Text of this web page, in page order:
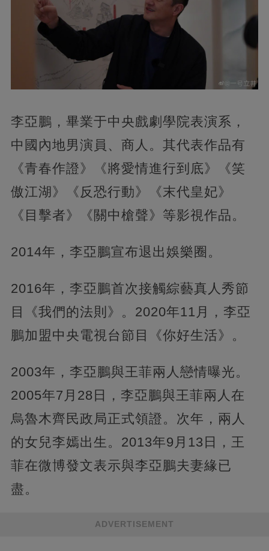
李亞鵬，畢業于中央戲劇學院表演系，
中國內地男演員、商人。其代表作品有
《青春作證》《將愛情進行到底》《笑
傲江湖》《反恐行動》《末代皇妃》
《目擊者》《關中槍聲》等影視作品。
2014年，李亞鵬宣布退出娛樂圈。
2016年，李亞鵬首次接觸綜藝真人秀節
目《我們的法則》。2020年11月，李亞
鵬加盟中央電視台節目《你好生活》。
2003年，李亞鵬與王菲兩人戀情曝光。
2005年7月28日，李亞鵬與王菲兩人在
烏魯木齊民政局正式領證。次年，兩人
的女兒李嫣出生。2013年9月13日，王
菲在微博發文表示與李亞鵬夫妻緣已
盡。
ADVERTISEMENT